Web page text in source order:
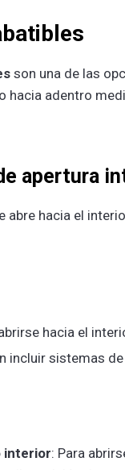
son una de las
hacia adentro
apertura
abre hacia el
hacia el
incluir sistemas
interior: Para